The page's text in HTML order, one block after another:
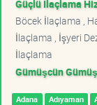
Güçlü İlaçlama
Böcek İlaçlama ,
İlaçlama , İşyeri
İlaçlama
Gümüşcün
Adana Adıyaman